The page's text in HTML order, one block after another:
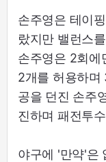
손주영은 테이
랐지만 밸런스
손주영은 2회에
2개를 허용하며
공을 던진 손주
진하며 패전투
야구에 '만약'은